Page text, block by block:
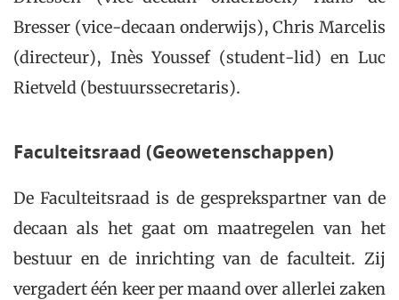
Bresser (vice-decaan onderwijs), Chris Marcelis
(directeur), Inès Youssef (student-lid) en Luc
Rietveld (bestuurssecretaris).
Faculteitsraad (Geowetenschappen)
De Faculteitsraad is de gesprekspartner van de
decaan als het gaat om maatregelen van het
bestuur en de inrichting van de faculteit. Zij
vergadert één keer per maand over allerlei zaken